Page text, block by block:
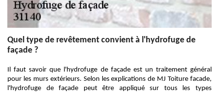
Quel type de revêtement convient à l'hydrofuge de
façade ?
Il faut savoir que l'hydrofuge de façade est un traitement général
pour les murs extérieurs. Selon les explications de MJ Toiture facade,
l'hydrofuge de façade peut être appliqué sur tous les types